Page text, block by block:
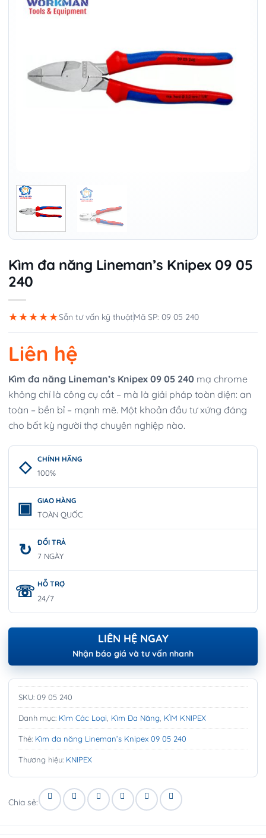
Kìm đa năng Lineman’s Knipex 09 05
240
★★★★★Sẵn tư vấn kỹ thuậtMã SP: 09 05 240
Liên hệ
Kìm đa năng Lineman’s Knipex 09 05 240 mạ chrome
không chỉ là công cụ cắt – mà là giải pháp toàn diện: an
toàn – bền bỉ – mạnh mẽ. Một khoản đầu tư xứng đáng
cho bất kỳ người thợ chuyên nghiệp nào.
CHÍNH HÃNG
100%
GIAO HÀNG
TOÀN QUỐC
ĐỔI TRẢ
7 NGÀY
HỖ TRỢ
24/7
LIÊN HỆ NGAY
Nhận báo giá và tư vấn nhanh
SKU: 09 05 240
Danh mục: Kìm Các Loại Kìm Đa Năng KÌM KNIPEX
Thẻ: Kìm đa năng Lineman’s Knipex 09 05 240
Thương hiệu: KNIPEX
Chia sẻ: